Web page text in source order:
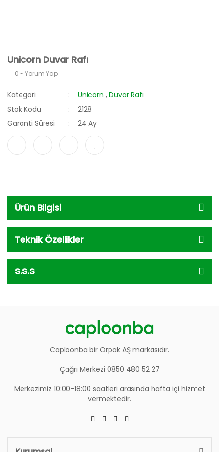
Unicorn Duvar Rafı
0 - Yorum Yap
Kategori Unicorn ,Duvar Rafı
Stok Kodu
2128
Garanti Süresi
24 Ay
Ürün Bilgisi
Teknik Özellikler
S.S.S
Caploonba bir Orpak AŞ markasıdır.
Çağrı Merkezi 0850 480 52 27
Merkezimiz 10:00-18:00 saatleri arasında hafta içi hizmet
vermektedir.